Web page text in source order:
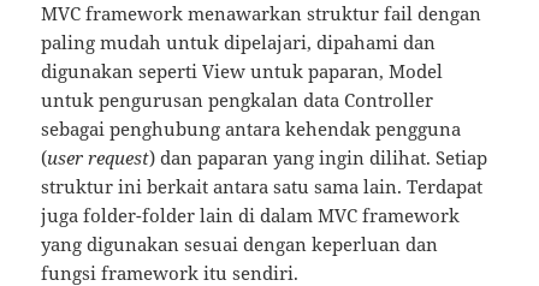
MVC framework menawarkan struktur fail dengan
paling mudah untuk dipelajari, dipahami dan
digunakan seperti View untuk paparan, Model
untuk pengurusan pengkalan data Controller
sebagai penghubung antara kehendak pengguna
(user request) dan paparan yang ingin dilihat. Setiap
struktur ini berkait antara satu sama lain. Terdapat
juga folder-folder lain di dalam MVC framework
yang digunakan sesuai dengan keperluan dan
fungsi framework itu sendiri.